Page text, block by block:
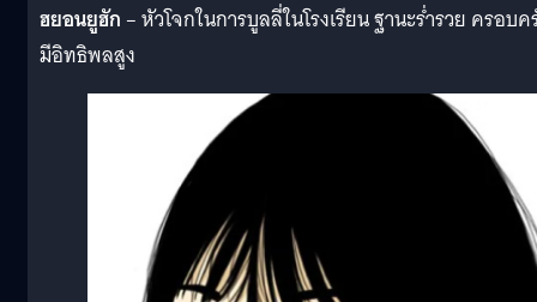
ฮยอนยูฮัก – หัวโจกในการบูลลี่ในโรงเรียน ฐานะร่ำรวย ครอบค
มีอิทธิพลสูง